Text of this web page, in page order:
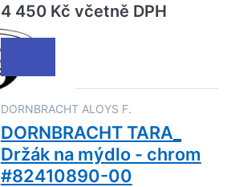
4 450 Kč včetně DPH
DORNBRACHT ALOYS F.
DORNBRACHT TARA_
Držák na mýdlo - chrom
#82410890-00